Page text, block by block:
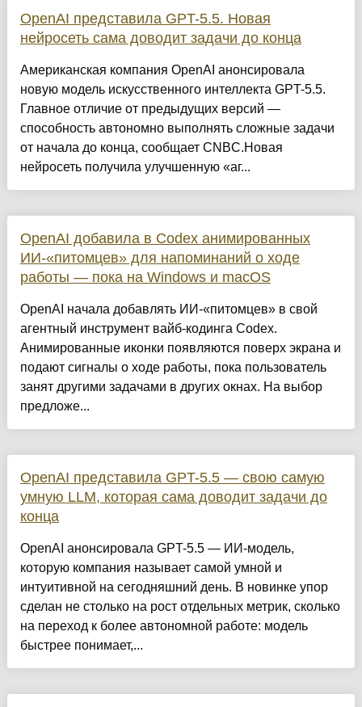
OpenAI представила GPT-5.5. Новая
нейросеть сама доводит задачи до конца
Американская компания OpenAI анонсировала
новую модель искусственного интеллекта GPT-5.5.
Главное отличие от предыдущих версий —
способность автономно выполнять сложные задачи
от начала до конца, сообщает CNBC.Новая
нейросеть получила улучшенную «аг...
OpenAI добавила в Codex анимированных
ИИ-«питомцев» для напоминаний о ходе
работы — пока на Windows и macOS
OpenAI начала добавлять ИИ-«питомцев» в свой
агентный инструмент вайб-кодинга Codex.
Анимированные иконки появляются поверх экрана и
подают сигналы о ходе работы, пока пользователь
занят другими задачами в других окнах. На выбор
предложе...
OpenAI представила GPT-5.5 — свою самую
умную LLM, которая сама доводит задачи до
конца
OpenAI анонсировала GPT-5.5 — ИИ-модель,
которую компания называет самой умной и
интуитивной на сегодняшний день. В новинке упор
сделан не столько на рост отдельных метрик, сколько
на переход к более автономной работе: модель
быстрее понимает,...